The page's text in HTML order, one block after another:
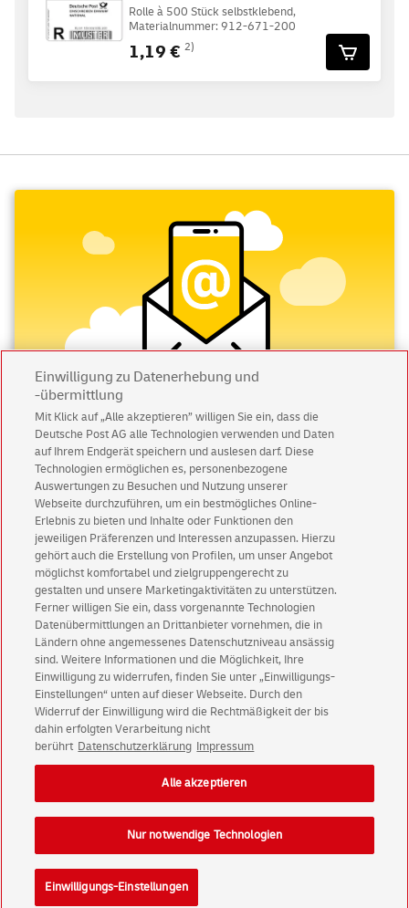
Rolle à 500 Stück selbstklebend,
Materialnummer: 912-671-200
1,19 € 2)
Abonnieren Sie unseren Newsletter
Immer informiert über exklusive Angebote und
Aktionen - jetzt mit Vorteil
Privatkundensichern sich einen5 € Gutschein
für POSTSCAN!
Geschäftskundenerhalten einen5 € Gutschein
für Briefmarke individuell!
Zur Newsletter-Anmeldung
© Fri Aug 07 17:20:42 CEST 2026 Deutsche Post AG
Impressum
Datenschutz
Einwilligungs-Einstellungen
Rechtliche Hinweise
Barrierefreiheit
Einwilligung zu Datenerhebung und
-übermittlung
Mit Klick auf „Alle akzeptieren” willigen Sie ein, dass die
Deutsche Post AG alle Technologien verwenden und Daten
auf Ihrem Endgerät speichern und auslesen darf. Diese
Technologien ermöglichen es, personenbezogene
Auswertungen zu Besuchen und Nutzung unserer
Webseite durchzuführen, um ein bestmögliches Online-
Erlebnis zu bieten und Inhalte oder Funktionen den
jeweiligen Präferenzen und Interessen anzupassen. Hierzu
gehört auch die Erstellung von Profilen, um unser Angebot
möglichst komfortabel und zielgruppengerecht zu
gestalten und unsere Marketingaktivitäten zu unterstützen.
Ferner willigen Sie ein, dass vorgenannte Technologien
Datenübermittlungen an Drittanbieter vornehmen, die in
Ländern ohne angemessenes Datenschutzniveau ansässig
sind. Weitere Informationen und die Möglichkeit, Ihre
Einwilligung zu widerrufen, finden Sie unter „Einwilligungs-
Einstellungen“ unten auf dieser Webseite. Durch den
Widerruf der Einwilligung wird die Rechtmäßigkeit der bis
dahin erfolgten Verarbeitung nicht
berührt Datenschutzerklärung Impressum
Einwilligungs-Einstellungen
Nur notwendige Technologien
Alle akzeptieren